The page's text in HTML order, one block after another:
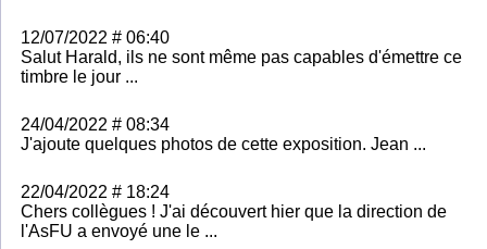
12/07/2022 # 06:40
Salut Harald, ils ne sont même pas capables d'émettre ce
timbre le jour ...
24/04/2022 # 08:34
J'ajoute quelques photos de cette exposition. Jean ...
22/04/2022 # 18:24
Chers collègues ! J'ai découvert hier que la direction de
l'AsFU a envoyé une le ...